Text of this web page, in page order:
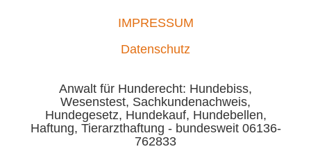
IMPRESSUM
Datenschutz
Anwalt für Hunderecht: Hundebiss,
Wesenstest, Sachkundenachweis,
Hundegesetz, Hundekauf, Hundebellen,
Haftung, Tierarzthaftung - bundesweit 06136-
762833